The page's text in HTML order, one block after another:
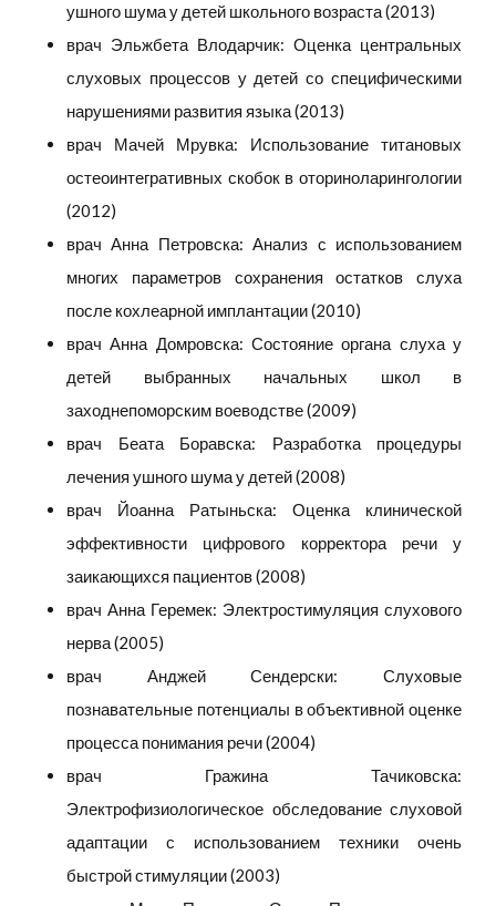
ушного шума у детей школьного возраста (2013)
врач Эльжбета Влодарчик: Оценка центральных
слуховых процессов у детей со специфическими
нарушениями развития языка (2013)
врач Мачей Мрувка: Использование титановых
остеоинтегративных скобок в оториноларингологии
(2012)
врач Анна Петровска: Анализ с использованием
многих параметров сохранения остатков слуха
после кохлеарной имплантации (2010)
врач Анна Домровска: Состояние органа слуха у
детей выбранных начальных школ в
заходнепоморским воеводстве (2009)
врач Беата Боравска: Разработка процедуры
лечения ушного шума у детей (2008)
врач Йоанна Ратыньска: Оценка клинической
эффективности цифрового корректора речи у
заикающихся пациентов (2008)
врач Анна Геремек: Электростимуляция слухового
нерва (2005)
врач Анджей Сендерски: Слуховые
познавательные потенциалы в объективной оценке
процесса понимания речи (2004)
врач Гражина Тачиковска:
Электрофизиологическое обследование слуховой
адаптации с использованием техники очень
быстрой стимуляции (2003)